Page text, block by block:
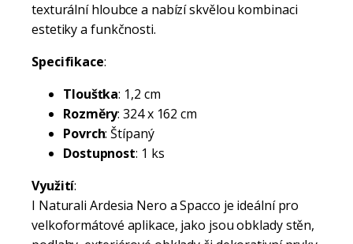
texturální hloubce a nabízí skvělou kombinaci
estetiky a funkčnosti.
Specifikace:
Tloušťka: 1,2 cm
Rozměry: 324 x 162 cm
Povrch: Štípaný
Dostupnost: 1 ks
Využití:
I Naturali Ardesia Nero a Spacco je ideální pro
velkoformátové aplikace, jako jsou obklady stěn,